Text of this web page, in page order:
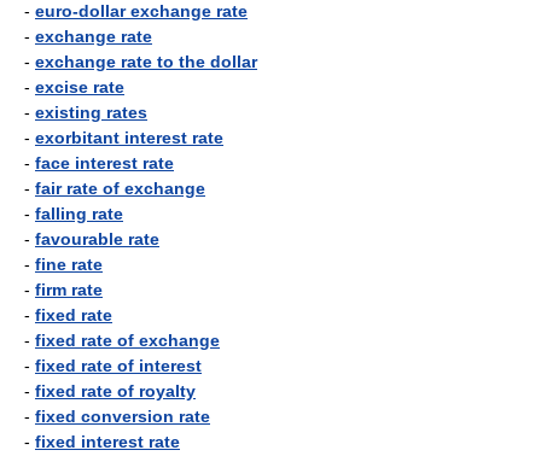
- euro-dollar exchange rate
- exchange rate
- exchange rate to the dollar
- excise rate
- existing rates
- exorbitant interest rate
- face interest rate
- fair rate of exchange
- falling rate
- favourable rate
- fine rate
- firm rate
- fixed rate
- fixed rate of exchange
- fixed rate of interest
- fixed rate of royalty
- fixed conversion rate
- fixed interest rate